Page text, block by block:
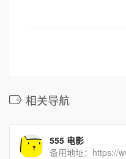
相关导航
555 电影